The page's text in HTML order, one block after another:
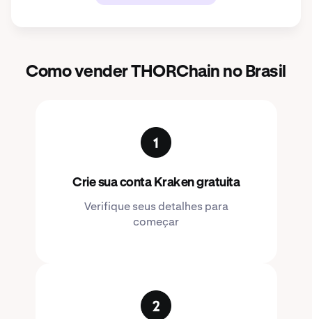
Como vender THORChain no Brasil
Crie sua conta Kraken gratuita
Verifique seus detalhes para
começar